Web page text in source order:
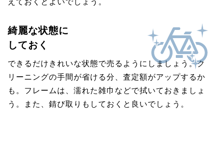
綺麗な状態に
しておく
できるだけきれいな状態で売るようにしましょう。ク
リーニングの手間が省ける分、査定額がアップするか
も。フレームは、濡れた雑巾などで拭いておきましょ
う。また、錆び取りもしておくと良いでしょう。